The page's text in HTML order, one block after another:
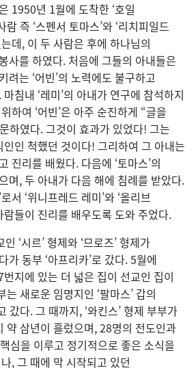
1950년 1월에 도착한 ‘호일
람 즉 ‘스펜서 토마스’와 ‘리치피일드
데, 이 두 사람은 후에 하나님의
사를 하였다. 처음에 그들의 아내들은
려는 ‘어빈’의 노력에도 불구하고
침내 ‘레미’의 아내가 연구에 참석하지
하여 ‘어빈’은 아주 순진하게 “글을
하였다. 그것이 효과가 있었다! 그는
인인 척했던 것이다! 그리하여 그 아내는
진리를 배웠다. 다음에 ‘토마스’의
며, 두 아내가 다음 해에 침례를 받았다.
서 ‘위니프레드 레미’와 ‘올리브
람들이 진리를 배우도록 도와 주었다.
‘시르’ 형제와 ‘므로즈’ 형제가
가 동부 ‘아프리카’로 갔다. 5월에
번지에 있는 더 넓은 집이 선교인 집이
는 새로운 임명지인 ‘팔마스’ 갑의
갔다. 그 때까지, ‘와킨스’ 형제 부부가
약 삼년이 흘렀으며, 28명의 전도인과
심을 이루고 정기적으로 좋은 소식을
, 그 때에 막 시작되고 있던